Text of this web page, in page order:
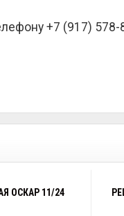
+7 (917)
ОСКАР 11/24